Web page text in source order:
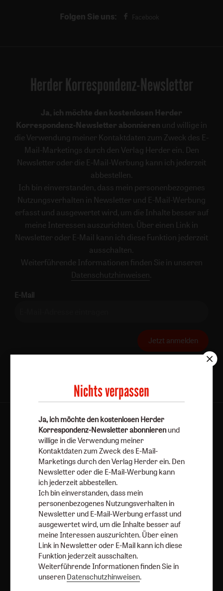
Folgen Sie uns: Facebook
Herder Korrespondenz-Newsletter
Ja, ich möchte den kostenlosen Herder
Korrespondenz-Newsletter abonnieren und willige in
die Verwendung meiner Kontaktdaten zum Zweck des E-
Mail-Marketings durch den Verlag Herder ein. Den
Newsletter oder die E-Mail-Werbung kann ich jederzeit
abbestellen.
Ich bin einverstanden, dass mein personenbezogenes
Nutzungsverhalten in Newsletter und E-Mail-Werbung
erfasst und ausgewertet wird, um die Inhalte besser auf
meine Interessen auszurichten. Über einen Link in
Newsletter oder E-Mail kann ich diese Funktion jederzeit
ausschalten.
Weiterführende Informationen finden Sie in unseren
Datenschutzhinweisen .
E-Mail
Jetzt anmelden
AGB und Widerrufsbelehrung
Datenschutz
Barrierefreiheit
Impressum
Vertrag widerrufen Abo online kündigen
Nach oben
Nichts verpassen
Ja, ich möchte den kostenlosen Herder
Korrespondenz-Newsletter abonnieren und
willige in die Verwendung meiner
Kontaktdaten zum Zweck des E-Mail-
Marketings durch den Verlag Herder ein. Den
Newsletter oder die E-Mail-Werbung kann
ich jederzeit abbestellen.
Ich bin einverstanden, dass mein
personenbezogenes Nutzungsverhalten in
Newsletter und E-Mail-Werbung erfasst und
ausgewertet wird, um die Inhalte besser auf
meine Interessen auszurichten. Über einen
Link in Newsletter oder E-Mail kann ich diese
Funktion jederzeit ausschalten.
Weiterführende Informationen finden Sie in
unseren Datenschutzhinweisen.